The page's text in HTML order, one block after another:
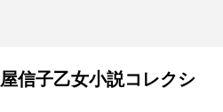
信子乙女小説コレクシ